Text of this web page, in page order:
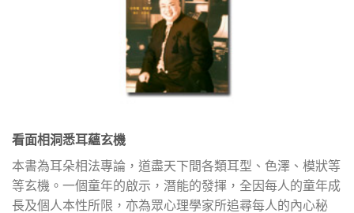
看面相洞悉耳蘊玄機
本書為耳朵相法專論，道盡天下間各類耳型、色澤、模狀等
等玄機。一個童年的啟示，潛能的發揮，全因每人的童年成
長及個人本性所限，亦為眾心理學家所追尋每人的內心秘